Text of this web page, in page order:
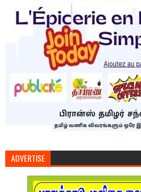
ADVERTISE